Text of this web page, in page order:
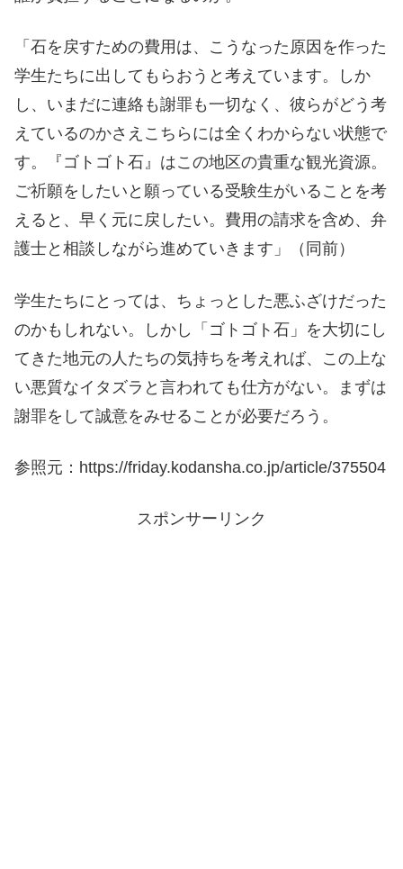
「石を戻すための費用は、こうなった原因を作った
学生たちに出してもらおうと考えています。しか
し、いまだに連絡も謝罪も一切なく、彼らがどう考
えているのかさえこちらには全くわからない状態で
す。『ゴトゴト石』はこの地区の貴重な観光資源。
ご祈願をしたいと願っている受験生がいることを考
えると、早く元に戻したい。費用の請求を含め、弁
護士と相談しながら進めていきます」（同前）
学生たちにとっては、ちょっとした悪ふざけだった
のかもしれない。しかし「ゴトゴト石」を大切にし
てきた地元の人たちの気持ちを考えれば、この上な
い悪質なイタズラと言われても仕方がない。まずは
謝罪をして誠意をみせることが必要だろう。
参照元：https://friday.kodansha.co.jp/article/375504
スポンサーリンク